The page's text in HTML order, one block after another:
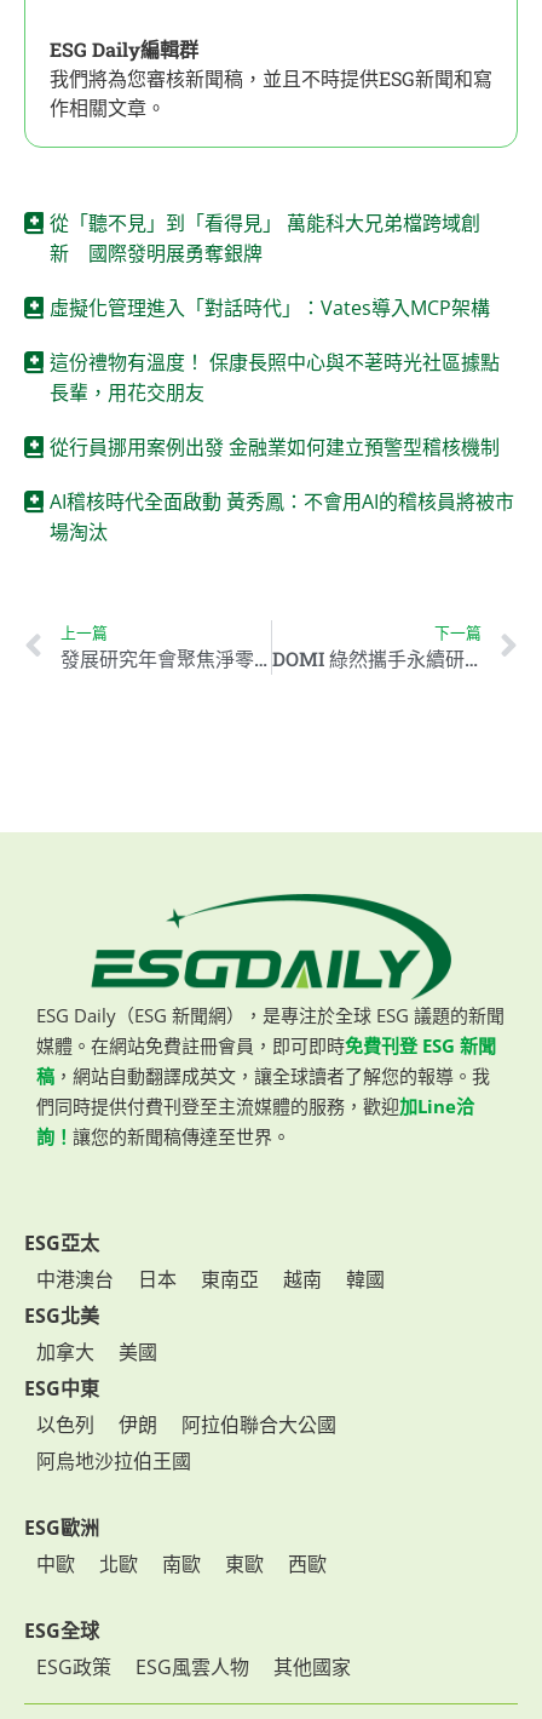
ESG Daily編輯群
我們將為您審核新聞稿，並且不時提供ESG新聞和寫
作相關文章。
從「聽不見」到「看得見」 萬能科大兄弟檔跨域創
新 國際發明展勇奪銀牌
虛擬化管理進入「對話時代」：Vates導入MCP架構
這份禮物有溫度！ 保康長照中心與不荖時光社區據點
長輩，用花交朋友
從行員挪用案例出發 金融業如何建立預警型稽核機制
AI稽核時代全面啟動 黃秀鳳：不會用AI的稽核員將被市
場淘汰
上一篇
發展研究年會聚焦淨零轉型 400人共論氣候變遷與碳交易
下一篇
DOMI 綠然攜手永續研究學者發布永續商模歷程白皮書
ESG Daily（ESG 新聞網），是專注於全球 ESG 議題的新聞
媒體。在網站免費註冊會員，即可即時免費刊登 ESG 新聞
稿 ，網站自動翻譯成英文，讓全球讀者了解您的報導。我
們同時提供付費刊登至主流媒體的服務，歡迎加Line洽
詢！ 讓您的新聞稿傳達至世界。
ESG亞太
中港澳台
日本 東南亞 越南
韓國
ESG北美
加拿大
美國
ESG中東
以色列
伊朗
阿拉伯聯合大公國
阿烏地沙拉伯王國
ESG歐洲
中歐
北歐 南歐 東歐 西歐
ESG全球
ESG政策
ESG風雲人物 其他國家